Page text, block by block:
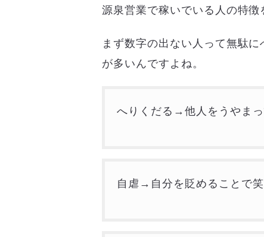
源泉営業で稼いでいる人の特徴
まず数字の出ない人って無駄
が多いんですよね。
へりくだる→他人をうやま
自虐→自分を貶めることで